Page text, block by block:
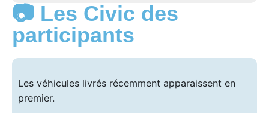
📷 Les Civic des
participants
Les véhicules livrés récemment apparaissent en
premier.